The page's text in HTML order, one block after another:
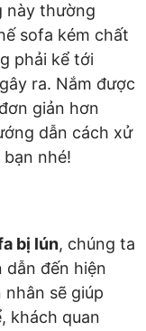
này thường
sofa kém chất
phải kể tới
ra. Nắm được
giản hơn
dẫn cách xử
nhé!
bị lún, chúng ta
dẫn đến hiện
sẽ giúp
khách quan